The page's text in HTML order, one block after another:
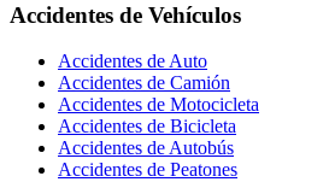
Accidentes de Vehículos
Accidentes de Auto
Accidentes de Camión
Accidentes de Motocicleta
Accidentes de Bicicleta
Accidentes de Autobús
Accidentes de Peatones